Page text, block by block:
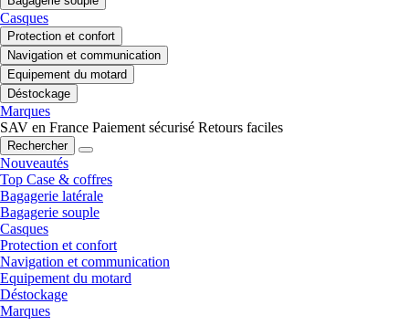
Casques
Protection et confort
Navigation et communication
Equipement du motard
Déstockage
Marques
SAV en France Paiement sécurisé Retours faciles
Rechercher
Nouveautés
Top Case & coffres
Bagagerie latérale
Bagagerie souple
Casques
Protection et confort
Navigation et communication
Equipement du motard
Déstockage
Marques